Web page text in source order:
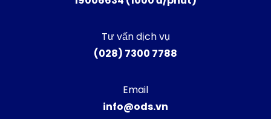
Tư vấn dịch vụ
(028) 7300 7788
Email
info@ods.vn